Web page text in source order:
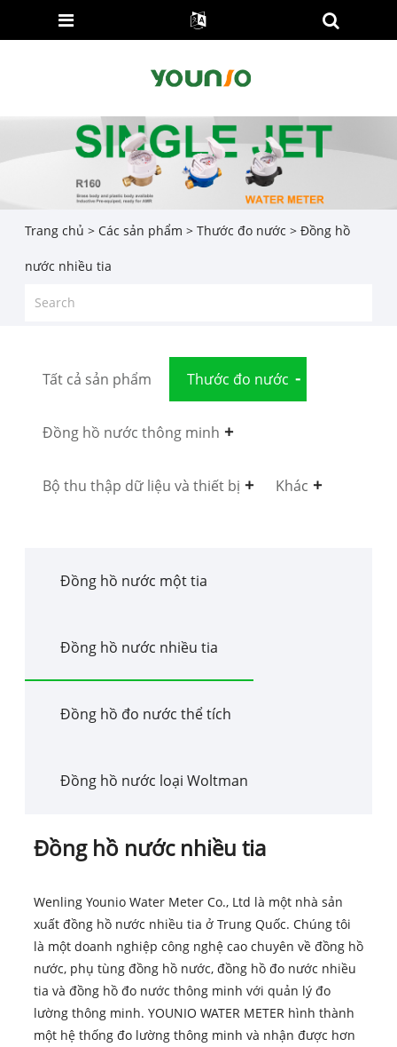
Trang chủ > Các sản phẩm > Thước đo nước > Đồng hồ
nước nhiều tia
Tất cả sản phẩm Thước đo nước
Đồng hồ nước thông minh
Bộ thu thập dữ liệu và thiết bị Khác
Đồng hồ nước một tia
Đồng hồ nước nhiều tia
Đồng hồ đo nước thể tích
Đồng hồ nước loại Woltman
Đồng hồ nước nhiều tia
Wenling Younio Water Meter Co., Ltd là một nhà sản
xuất đồng hồ nước nhiều tia ở Trung Quốc. Chúng tôi
là một doanh nghiệp công nghệ cao chuyên về đồng hồ
nước, phụ tùng đồng hồ nước, đồng hồ đo nước nhiều
tia và đồng hồ đo nước thông minh với quản lý đo
lường thông minh. YOUNIO WATER METER hình thành
một hệ thống đo lường thông minh và nhận được hơn